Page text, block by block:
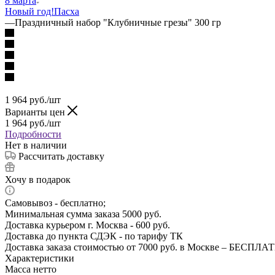
Новый год!Пасха
—Праздничный набор "Клубничные грезы" 300 гр
1 964 руб./шт
Варианты цен
1 964 руб./шт
Подробности
Нет в наличии
Рассчитать доставку
Хочу в подарок
Самовывоз - бесплатно;
Минимальная сумма заказа 5000 руб.
Доставка курьером г. Москва - 600 руб.
Доставка до пункта СДЭК - по тарифу ТК
Доставка заказа стоимостью от 7000 руб. в Москве –
Характеристики
Масса нетто